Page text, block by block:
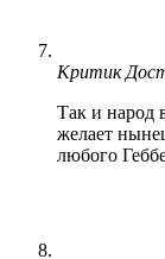
Критик
Так и народ
желает
любого